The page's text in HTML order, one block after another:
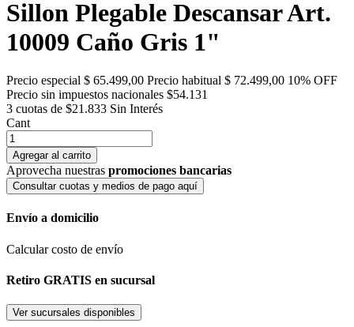
Sillon Plegable Descansar Art.
10009 Caño Gris 1"
Precio especial $ 65.499,00 Precio habitual $ 72.499,00 10% OFF
Precio sin impuestos nacionales $54.131
3 cuotas de $21.833 Sin Interés
Cant
Agregar al carrito
Aprovecha nuestras promociones bancarias
Consultar cuotas y medios de pago aquí
Envío a domicilio
Calcular costo de envío
Retiro GRATIS en sucursal
Ver sucursales disponibles